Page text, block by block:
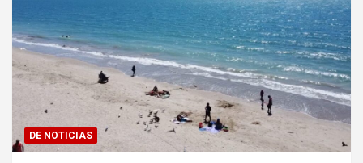
DE NOTICIAS